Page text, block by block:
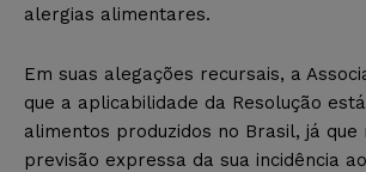
alergias alimentares.
Em suas alegações recursais, a
que a aplicabilidade da Resolução
alimentos produzidos no Brasil, já que
previsão expressa da sua incidência